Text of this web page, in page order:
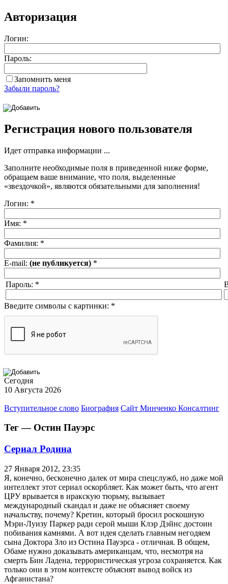
Авторизация
Логин:
Пароль:
Запомнить меня
Забыли пароль?
Регистрация нового пользователя
Идет отправка информации ...
Заполните необходимые поля в приведенной ниже форме,
обращаем ваше внимание, что поля, выделенные
«звездочкой», являются обязательными для заполнения!
Логин: *
Имя: *
Фамилия: *
E-mail: (не публикуется) *
Пароль: *
Введите символы с картинки: *
Сегодня
10 Августа 2026
Вступительное слово Биография Сайт Минченко Консалтинг
Тег — Остин Пауэрс
Сериал Родина
27 Января 2012, 23:35
Я, конечно, бесконечно далек от мира спецслужб, но даже мой
интеллект этот сериал оскорбляет. Как может быть, что агент
ЦРУ врывается в иракскую тюрьму, вызывает
международный скандал и даже не объясняет своему
начальству, почему? Кретин, который бросил роскошную
Мэри-Луизу Паркер ради серой мыши Клэр Дэйнс достоин
побивания камнями. А вот идея сделать главным негодяем
сына Доктора Зло из Остина Пауэрса - отличная. В общем,
Обаме нужно доказывать американцам, что, несмотря на
смерть Бин Ладена, террористическая угроза сохраняется. Как
только они в этом контексте объяснят вывод войск из
Афганистана?